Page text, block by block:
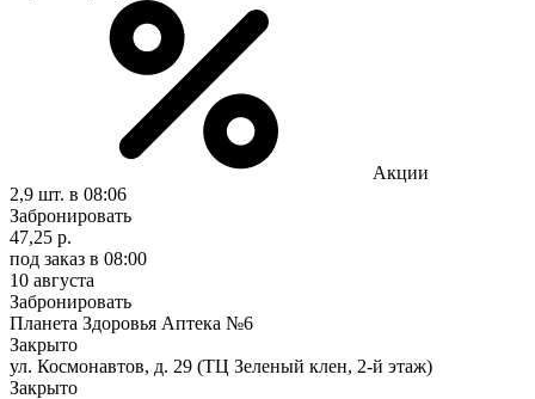
Акции
2,9 шт. в 08:06
Забронировать
47,25 р.
под заказ в 08:00
10 августа
Забронировать
Планета Здоровья Аптека №6
Закрыто
ул. Космонавтов, д. 29 (ТЦ Зеленый клен, 2-й этаж)
Закрыто